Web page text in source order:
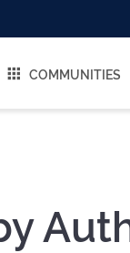
COMMUNITIES